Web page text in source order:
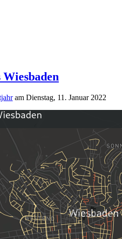
am Dienstag, 11. Januar 2022